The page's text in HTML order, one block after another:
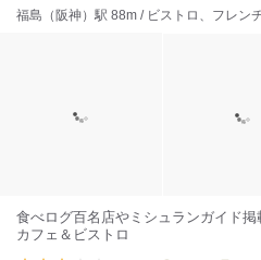
福島（阪神）駅 88m / ビストロ、フレン
食べログ百名店やミシュランガイド
カフェ＆ビストロ